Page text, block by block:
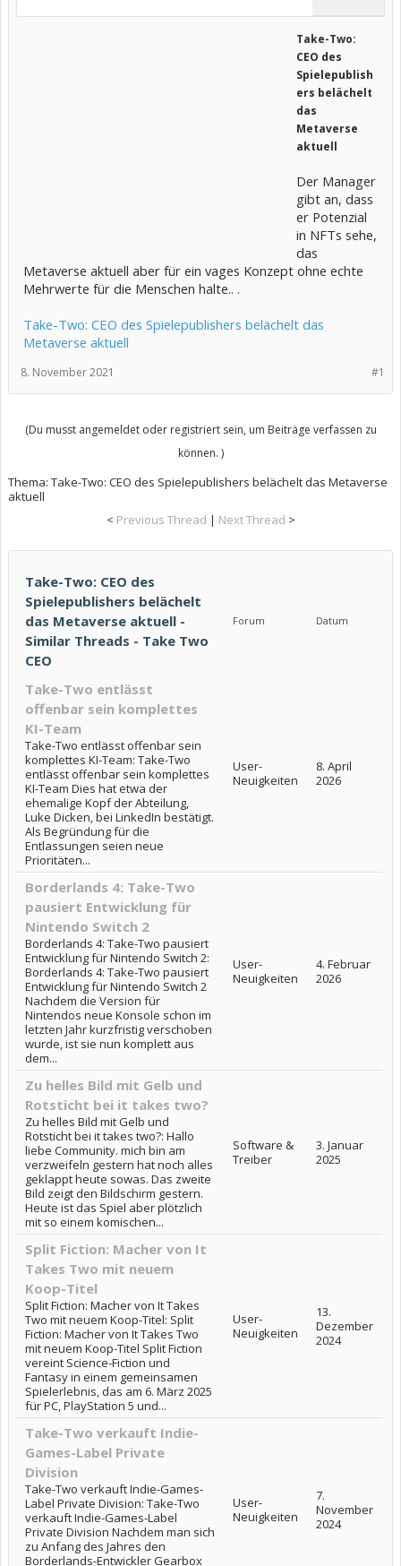
Take-Two:
CEO des
Spielepublish
ers belächelt
das
Metaverse
aktuell
Der Manager
gibt an, dass
er Potenzial
in NFTs sehe,
das
Metaverse aktuell aber für ein vages Konzept ohne echte
Mehrwerte für die Menschen halte.. .
Take-Two: CEO des Spielepublishers belächelt das
Metaverse aktuell
#1
8. November 2021
(Du musst angemeldet oder registriert sein, um Beiträge verfassen zu
können. )
Thema: Take-Two: CEO des Spielepublishers belächelt das Metaverse
aktuell
< Previous Thread | Next Thread >
Take-Two: CEO des
Spielepublishers belächelt
das Metaverse aktuell -
Similar Threads - Take Two
CEO
Forum Datum
Take-Two entlässt
offenbar sein komplettes
KI-Team
Take-Two entlässt offenbar sein
komplettes KI-Team: Take-Two
entlässt offenbar sein komplettes
KI-Team Dies hat etwa der
ehemalige Kopf der Abteilung,
Luke Dicken, bei LinkedIn bestätigt.
Als Begründung für die
Entlassungen seien neue
Prioritäten...
User-
Neuigkeiten
8. April
2026
Borderlands 4: Take-Two
pausiert Entwicklung für
Nintendo Switch 2
Borderlands 4: Take-Two pausiert
Entwicklung für Nintendo Switch 2:
Borderlands 4: Take-Two pausiert
Entwicklung für Nintendo Switch 2
Nachdem die Version für
Nintendos neue Konsole schon im
letzten Jahr kurzfristig verschoben
wurde, ist sie nun komplett aus
dem...
User-
Neuigkeiten
4. Februar
2026
Zu helles Bild mit Gelb und
Rotsticht bei it takes two?
Zu helles Bild mit Gelb und
Rotsticht bei it takes two?: Hallo
liebe Community. mich bin am
verzweifeln gestern hat noch alles
geklappt heute sowas. Das zweite
Bild zeigt den Bildschirm gestern.
Heute ist das Spiel aber plötzlich
mit so einem komischen...
Software &
Treiber
3. Januar
2025
Split Fiction: Macher von It
Takes Two mit neuem
Koop-Titel
Split Fiction: Macher von It Takes
Two mit neuem Koop-Titel: Split
Fiction: Macher von It Takes Two
mit neuem Koop-Titel Split Fiction
vereint Science-Fiction und
Fantasy in einem gemeinsamen
Spielerlebnis, das am 6. März 2025
für PC, PlayStation 5 und...
User-
Neuigkeiten
13.
Dezember
2024
Take-Two verkauft Indie-
Games-Label Private
Division
Take-Two verkauft Indie-Games-
Label Private Division: Take-Two
verkauft Indie-Games-Label
Private Division Nachdem man sich
zu Anfang des Jahres den
Borderlands-Entwickler Gearbox
User-
Neuigkeiten
7.
November
2024